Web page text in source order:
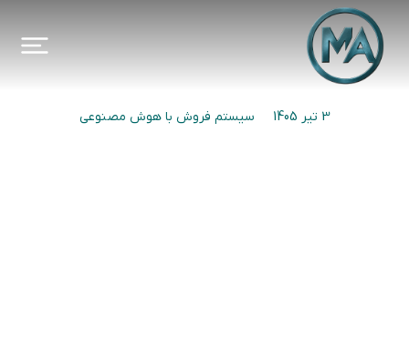
3 تیر 1405 سیستم فروش با هوش مصنوعی